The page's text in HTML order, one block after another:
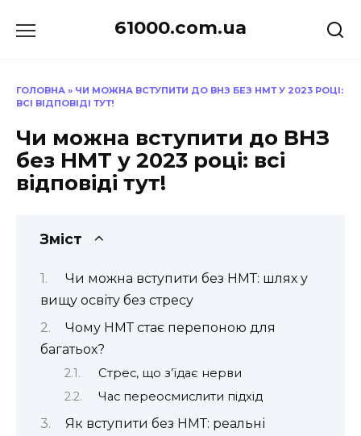
до
61000.com.ua
ГОЛОВНА » ЧИ МОЖНА ВСТУПИТИ ДО ВНЗ БЕЗ НМТ У 2023 РОЦІ:
ВСІ ВІДПОВІДІ ТУТ!
Чи можна вступити до ВНЗ
без НМТ у 2023 році: всі
відповіді тут!
Зміст
Чи можна вступити без НМТ: шлях у
вищу освіту без стресу
Чому НМТ стає перепоною для
багатьох?
Стрес, що з’їдає нерви
Час переосмислити підхід
Як вступити без НМТ: реальні